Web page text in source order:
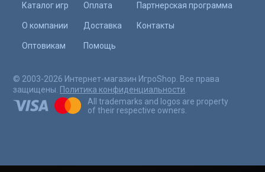
Каталог игр
О компании
Оптовикам
Оплата
Доставка
Помощь
Партнерская программа
Контакты
© 2003-2026 Интернет-магазин ИгроShop. Все права
защищены. Политика конфиденциальности
All trademarks and logos are property
of their respective owners.